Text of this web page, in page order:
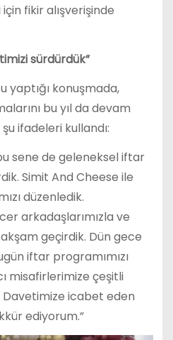
fikir alışverişinde
sürdürdük”
yaptığı konuşmada,
bu yıl da devam
ifadeleri kullandı:
sene de geleneksel iftar
Simit And Cheese ile
düzenledik.
arkadaşlarımızla ve
geçirdik. Dün gece
iftar programımızı
misafirlerimize çeşitli
icabet eden
ediyorum.”